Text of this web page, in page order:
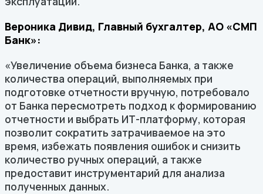
Вероника Дивид, Главный бухгалтер, АО «СМП
Банк»:
«Увеличение объема бизнеса Банка, а также
количества операций, выполняемых при
подготовке отчетности вручную, потребовало
от Банка пересмотреть подход к формированию
отчетности и выбрать ИТ-платформу, которая
позволит сократить затрачиваемое на это
время, избежать появления ошибок и снизить
количество ручных операций, а также
предоставит инструментарий для анализа
полученных данных.